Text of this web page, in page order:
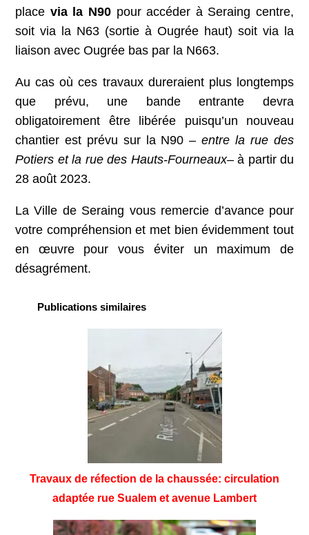
place via la N90pour accéder à Seraing centre,
soit via la N63 (sortie à Ougrée haut) soit via la
liaison avec Ougrée bas par la N663.
Au cas où ces travaux dureraient plus longtemps
que prévu, une bande entrante devra
obligatoirement être libérée puisqu’un nouveau
chantier est prévu sur la N90 –entre la rue des
Potiers et la rue des Hauts-Fourneaux– à partir du
28 août 2023.
La Ville de Seraing vous remercie d’avance pour
votre compréhension et met bien évidemment tout
en œuvre pour vous éviter un maximum de
désagrément.
Publications similaires
Travaux de réfection de la chaussée: circulation
adaptée rue Sualem et avenue Lambert